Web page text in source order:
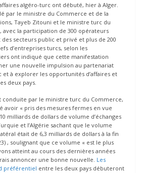
algéro-turc ont débuté, hier à Alger.
par le ministre du Commerce et de la
Tayeb Zitouni et le ministre turc du
avec la participation de 300 opérateurs
secteurs public et privé et plus de 200
d’entreprises turcs, selon les
ont indiqué que cette manifestation
une nouvelle impulsion au partenariat
à explorer les opportunités d’affaires et
deux pays.
conduite par le ministre turc du Commerce,
avoir « pris des mesures fermes en vue
milliards de dollars de volume d’échanges
et l’Algérie sachant que le volume
était de 6,3 milliards de dollars à la fin
, soulignant que ce volume « est le plus
atteint au cours des dernières années
annoncer une bonne nouvelle. Les
préférentiel entre les deux pays débuteront